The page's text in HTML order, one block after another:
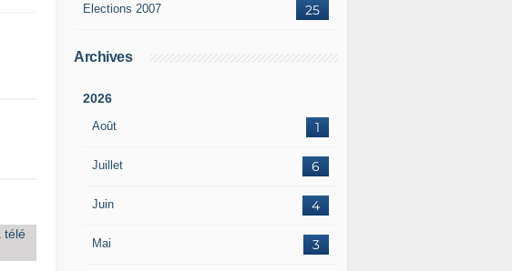
25
Elections 2007
Archives
2026
Août 1
Juillet 6
Juin 4
Mai 3